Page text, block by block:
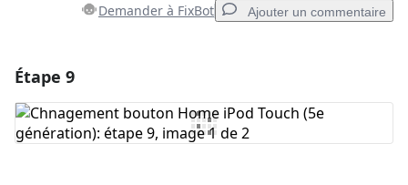
Demander à FixBot Ajouter un commentaire
Ajouter un commentaire
Étape 9